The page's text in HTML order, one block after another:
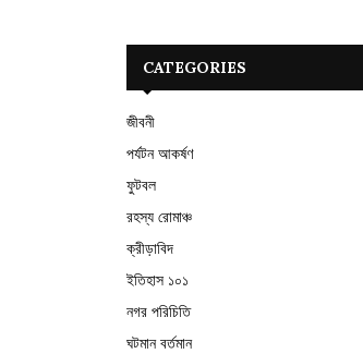
CATEGORIES
জীবনী
পর্যটন আকর্ষণ
ফুটবল
রহস্য রোমাঞ্চ
ক্রীড়াবিদ
ইতিহাস ১০১
নগর পরিচিতি
ঘটমান বর্তমান